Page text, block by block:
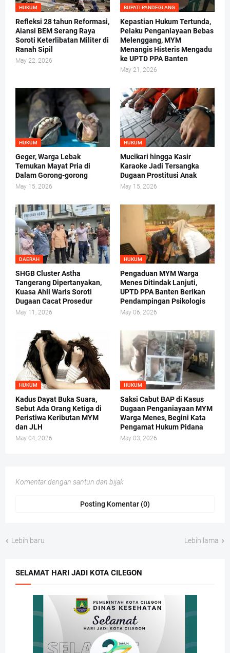
HUKUM
Refleksi 28 tahun Reformasi,
Aiansi BEM Serang Raya
Soroti Keterlibatan Militer di
Ranah Sipil
May 22, 2026
BUPATI PANDEGLANG
Kepastian Hukum Tertunda,
Pelaku Penganiayaan Bebas
Melenggang, MYM
Menangis Histeris Mengadu
ke UPTD PPA Banten
May 21, 2026
HUKUM
Geger, Warga Lebak
Temukan Mayat Pria di
Dalam Gorong-gorong
May 15, 2026
HUKUM
Mucikari hingga Kasir
Karaoke Jadi Tersangka
Dugaan Prostitusi Anak
May 15, 2026
DAERAH
SHGB Cluster Astha
Tangerang Dipertanyakan,
Kuasa Ahli Waris Soroti
Dugaan Cacat Prosedur
May 11, 2026
HUKUM
Pengaduan MYM Warga
Menes Ditindak Lanjuti,
UPTD PPA Banten Berikan
Pendampingan Psikologis
May 06, 2026
HUKUM
Kadus Dayat Buka Suara,
Sebut Ada Orang Ketiga di
Peristiwa Keributan MYM
dan JLH
May 04, 2026
HUKUM
Saksi Cabut BAP di Kasus
Dugaan Penganiayaan MYM
Warga Menes, Begini Kata
Pengamat Hukum Pidana
May 03, 2026
Komentar dengan santun dan bijak
Posting Komentar (0)
Lebih baru Lebih lama
SELAMAT HARI JADI KOTA CILEGON